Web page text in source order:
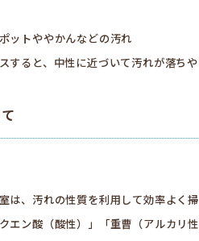
ットややかんなどの汚れ
ると、中性に近づいて汚れが落ちや
、汚れの性質を利用して効率よく掃
エン酸（酸性）」「重曹（アルカリ